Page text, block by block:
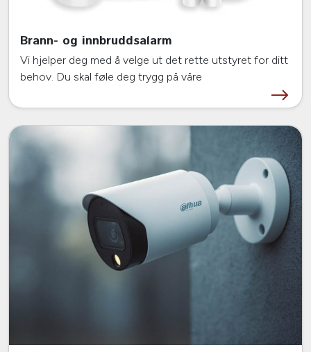
Brann- og innbruddsalarm
Vi hjelper deg med å velge ut det rette utstyret for ditt
behov. Du skal føle deg trygg på våre